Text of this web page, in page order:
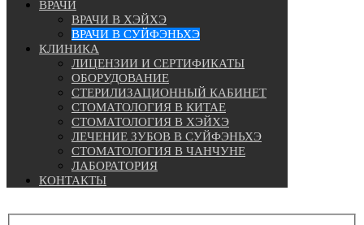
ВРАЧИ
ВРАЧИ В ХЭЙХЭ
ВРАЧИ В СУЙФЭНЬХЭ
КЛИНИКА
ЛИЦЕНЗИИ И СЕРТИФИКАТЫ
ОБОРУДОВАНИЕ
СТЕРИЛИЗАЦИОННЫЙ КАБИНЕТ
СТОМАТОЛОГИЯ В КИТАЕ
СТОМАТОЛОГИЯ В ХЭЙХЭ
ЛЕЧЕНИЕ ЗУБОВ В СУЙФЭНЬХЭ
СТОМАТОЛОГИЯ В ЧАНЧУНЕ
ЛАБОРАТОРИЯ
КОНТАКТЫ